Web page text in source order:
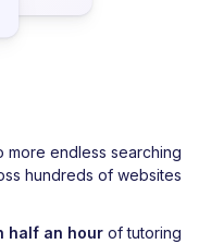
more endless searching
hundreds of websites
half an hour of tutoring